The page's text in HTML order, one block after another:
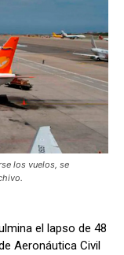
los vuelos, se
el lapso de 48
Aeronáutica Civil